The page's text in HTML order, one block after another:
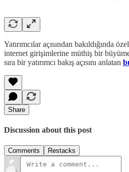
Yatırımcılar açısından
internet girişimlerine müthiş bir
sıra bir yatırımcı bakış açısını anlatan
Share
Discussion about this post
Comments Restacks